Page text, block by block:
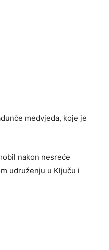
medvjeda, koje je
nakon nesreće
udruženju u Ključu i